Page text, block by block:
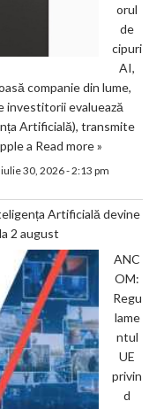
orul
de
cipuri
AI,
companie din lume,
investitorii evaluează
Artificială), transmite
a Read more »
iulie 30, 2026 - 2:13 pm
Artificială devine
2 august
ANC
OM:
Regu
lame
ntul
UE
privin
d